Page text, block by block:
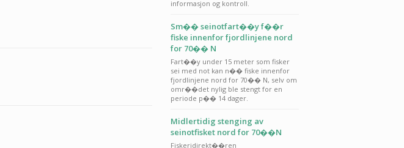
informasjon og kontroll.
Sm�� seinotfart��y f��r
fiske innenfor fjordlinjene nord
for 70�� N
Fart��y under 15 meter som fisker
sei med not kan n�� fiske innenfor
fjordlinjene nord for 70�� N, selv om
omr��det nylig ble stengt for en
periode p�� 14 dager.
Midlertidig stenging av
seinotfisket nord for 70��N
Fiskeridirekt��ren